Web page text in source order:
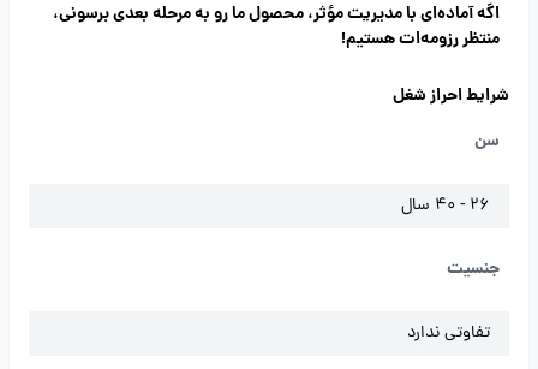
اگه آماده‌ای با مدیریت مؤثر، محصول ما رو به مرحله بعدی برسونی،
منتظر رزومه‌ات هستیم!
شرایط احراز شغل
سن
26 - 40 سال
جنسیت
تفاوتی ندارد